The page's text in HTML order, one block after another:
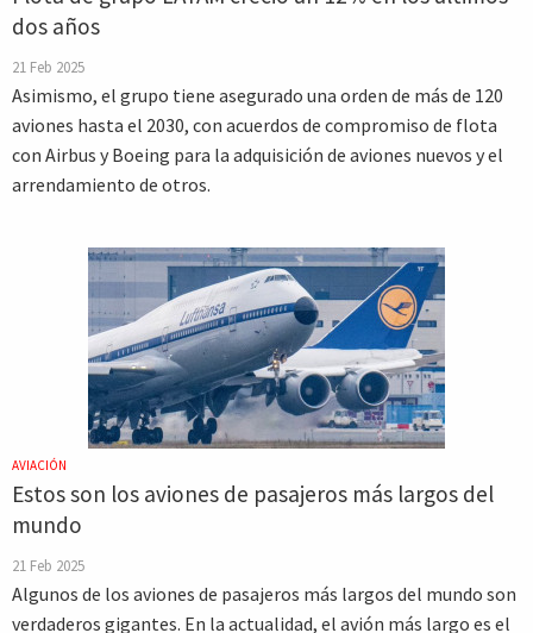
dos años
21 Feb 2025
Asimismo, el grupo tiene asegurado una orden de más de 120
aviones hasta el 2030, con acuerdos de compromiso de flota
con Airbus y Boeing para la adquisición de aviones nuevos y el
arrendamiento de otros.
AVIACIÓN
Estos son los aviones de pasajeros más largos del
mundo
21 Feb 2025
Algunos de los aviones de pasajeros más largos del mundo son
verdaderos gigantes. En la actualidad, el avión más largo es el